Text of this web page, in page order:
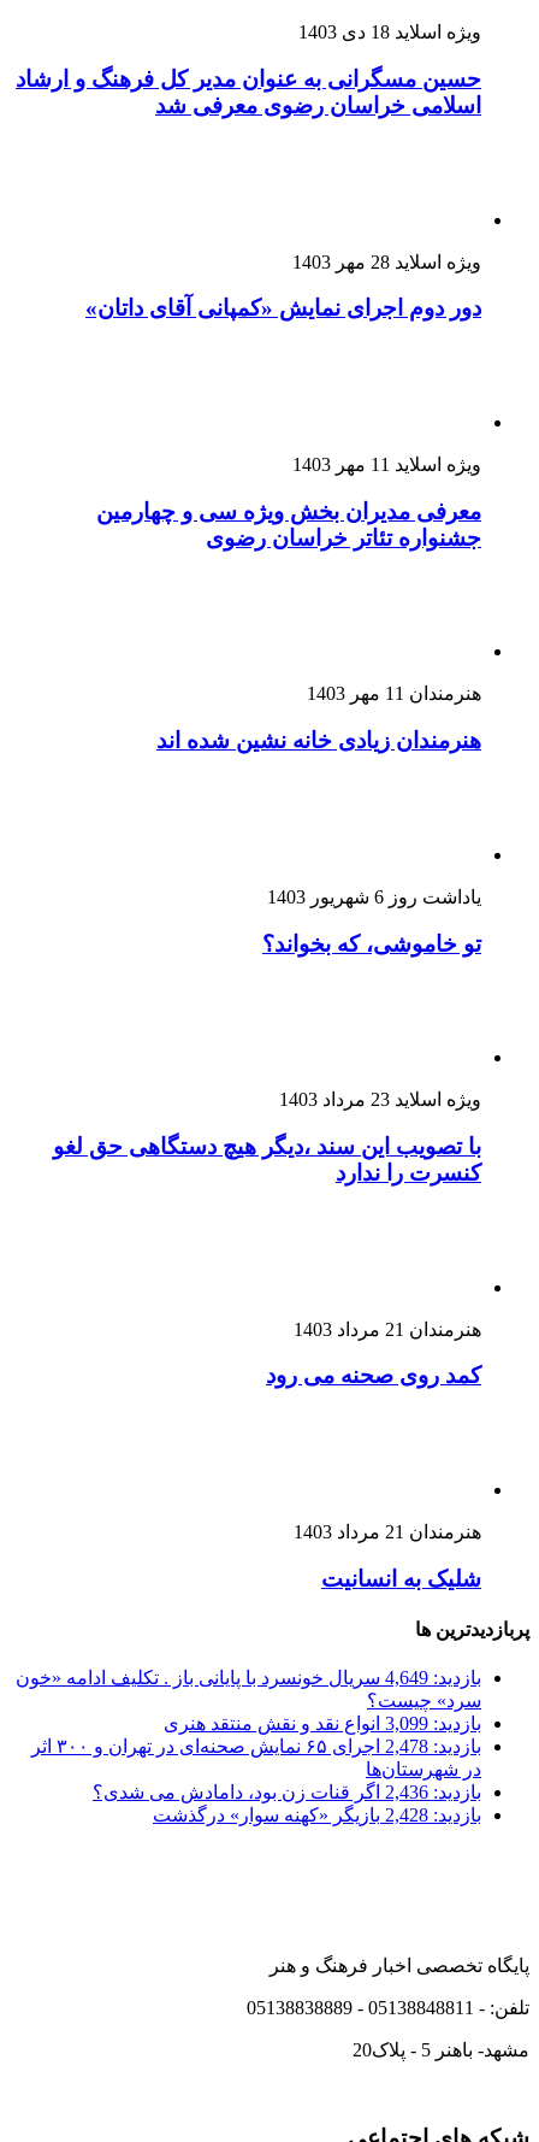
ویژه اسلاید 18 دی 1403
حسین مسگرانی به عنوان مدیر کل فرهنگ و ارشاد
اسلامی خراسان رضوی معرفی شد
ویژه اسلاید 28 مهر 1403
دور دوم اجرای نمایش «کمپانی آقای داتان»
ویژه اسلاید 11 مهر 1403
معرفی مدیران بخش ویژه سی و چهارمین
جشنواره تئاتر خراسان رضوی
هنرمندان 11 مهر 1403
هنرمندان زیادی خانه نشین شده اند
یاداشت روز 6 شهریور 1403
تو خاموشی، که بخواند؟
ویژه اسلاید 23 مرداد 1403
با تصویب این سند ،دیگر هیچ دستگاهی حق لغو
کنسرت را ندارد
هنرمندان 21 مرداد 1403
کمد روی صحنه می رود
هنرمندان 21 مرداد 1403
شلیک به انسانیت
پربازدیدترین ها
بازدید: 4,649
سریال خونسرد با پایانی باز . تکلیف ادامه «خون
سرد» چیست؟
بازدید: 3,099
انواع نقد و نقش منتقد هنری
بازدید: 2,478
اجرای ۶۵ نمایش صحنه‌ای در تهران و ۳۰۰ اثر
در شهرستان‌ها
بازدید: 2,436
اگر قنات زن بود، دامادش می شدی؟
بازدید: 2,428
بازیگر «کهنه سوار» درگذشت
پایگاه تخصصی اخبار فرهنگ و هنر
تلفن: - 05138848811 - 05138838889
مشهد- باهنر 5 - پلاک20